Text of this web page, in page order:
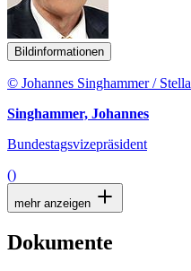
Bildinformationen
© Johannes Singhammer /
Singhammer, Johannes
Bundestagsvizepräsident
()
mehr anzeigen
Dokumente